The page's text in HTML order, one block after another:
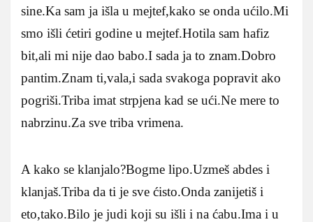
sine.Ka sam ja išla u mejtef,kako se onda ućilo.Mi
smo išli ćetiri godine u mejtef.Hotila sam hafiz
bit,ali mi nije dao babo.I sada ja to znam.Dobro
pantim.Znam ti,vala,i sada svakoga popravit ako
pogriši.Triba imat strpjena kad se ući.Ne mere to
nabrzinu.Za sve triba vrimena.
A kako se klanjalo?Bogme lipo.Uzmeš abdes i
klanjaš.Triba da ti je sve ćisto.Onda zanijetiš i
eto,tako.Bilo je judi koji su išli i na ćabu.Ima i u